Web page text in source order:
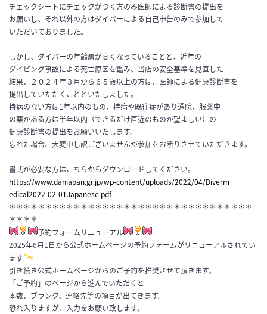
チェックシートにチェックがつく方のみ医師による診断書の提出を
お願いし、それ以外の方はダイバーによる自己申告のみで参加して
いただいておりました。
しかし、 ダイバーの年齢層が高くなっていることと、近年の
ダイビング事故による死亡原因を鑑み、当店の安全基準を見直した
結果、２０２４年３月から６５歳以上の方は、医師による健康診断書を
提出していただくことといたしました。
持病のない方は1年以内のもの、持病や既往症があり通院、服薬中
の薬がある方は半年以内（できるだけ直近のものが望ましい）の
健康診断書の提出をお願いいたします。
忘れた場合、大変申し訳ございませんが参加をお断りさせていただきます。
書式が必要な方はこちらからダウンロードしてください。
https://www.danjapan.gr.jp/wp-content/uploads/2022/04/Diverm
edical2022-02-01Japanese.pdf
＊＊＊＊＊＊＊＊＊＊＊＊＊＊＊＊＊＊＊＊＊＊＊＊＊＊＊＊＊＊＊＊＊＊
＊＊＊＊
予約フォームリニューアル
2025年6月1日から公式ホームページの予約フォームがリニューアルされてい
ます
引き続き公式ホームページからのご予約を推奨させて頂きます。
「ご予約」のページから進んでいただくと
本数、ブランク、連絡先等の項目が出てきます。
恐れ入りますが、入力をお願い致します。